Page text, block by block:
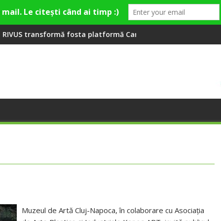
la Fashion Village
platformă Carbochim într-un nou centru cultural și de
Când luna devine o
Muzeul de Artă Cluj-Napoca, în colaborare cu Asociația